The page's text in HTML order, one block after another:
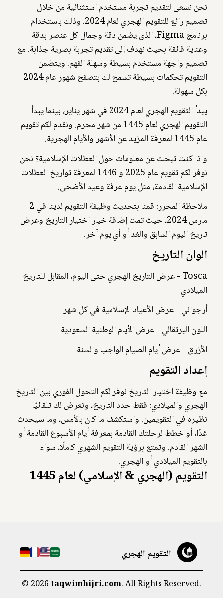
نحن نسعى لتقديم تجربة مستخدم استثنائية من خلال
تصميم رائع للتقويم الهجري لعام 2024. وذلك باستخدام
برنامج Figma، الذى يضمن دقة وجمال كل عنصر بدقة
وعناية فائقة بحيث نهدف إلى تقديم تجربة بصرية جذابة. مع
تصميم واجهة مستخدم بسيطة وسهلة الفهم. ويتضمن
التقويم تحكمات بسيطة تسمح لك بتصفح شهور عام 2024
بكل سهولة.
يبدأ التقويم الهجري لعام 2024 في شهر يناير، بينما يبدأ
التقويم الهجري لعام 1445 من شهر محرم. ونقدم لكم تقويم
عام 1445 لمعرفة المزيد عن الأشهر والأيام الهجرية.
واذا كنت تبحث عن معلومات حول العطلات الإسلامية؟ نحن
نوفر لكم تقويم عام 2025 و 1446 لمعرفة تواريخ العطلات
الإسلامية القادمة، مثل يوم عرفة وعيد الأضحى.
ملاحظة المحرر: قمنا بتحديث وظيفة التقويم لدينا في 2
مارس 2024، حيث تمت إضافة خيار اختيار التاريخ وعرض
تاريخ اليوم السابق والغد أو أي يوم آخر.
الوان التاريخ
Tosca - عرض التاريخ الهجري حتى اليوم، المقابل للتاريخ
الميلادي
أرجواني - عرض الأعياد الإسلامية في كل شهر
اللون البرتقالي - عرض الأيام الوطنية السعودية
الأزرق - عرض أيام الصيام الواجب والسنة
إعداد التقويم
مع وظيفة اختيار التاريخ نوفر لكم التحول الفوري بين التاريخ
الهجري والميلادي: فقط حدد التاريخ، ونعرض لك تلقائيًا
نظيره في التقويمين. واستكشف ما كان بالأمس، وما سيحدث
غدًا، أو خطط لرحلتك القادمة بمعرفة أيام الأسبوع القادمة أو
الشهر القادم. وتمتع برؤية التقويم الشهري كاملًا، سواء
بالتقويم الميلادي أو الهجري.
التقويم (الهجري & الإسلامي) لعام 1445
التقويم الهجري
© 2026taqwimhijri.com. All Rights Reserved.